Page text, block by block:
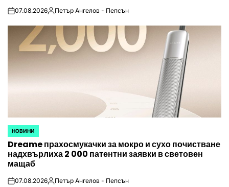
on07.08.2026PostedПетър Ангелов - Пепсън
POSTED
IN
НОВИНИ
Dreame прахосмукачки за мокро и сухо почистване
надхвърлиха 2 000 патентни заявки в световен
мащаб
on07.08.2026PostedПетър Ангелов - Пепсън